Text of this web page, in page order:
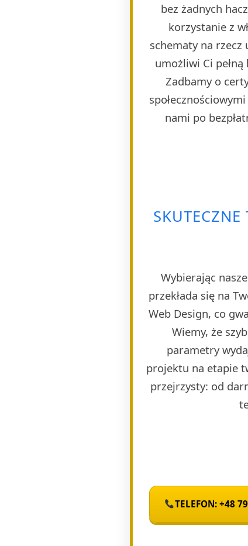
bez żadnych
korzystanie z
schematy na rzecz
umożliwi Ci
Zadbamy o
nami po
Wybierając
przekłada się na
Web Design, co
Wiemy, że
parametry
projektu na etapie
przejrzysty: od
TELEFON: +48